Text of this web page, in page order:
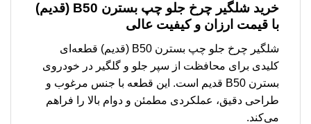
خرید شلگیر چرخ جلو چپ بسترن B50 (قدیم)
با قیمت ارزان و کیفیت عالی
شلگیر چرخ جلو چپ بسترن B50 (قدیم) قطعه‌ای
کلیدی برای محافظت از سپر جلو و گلگیر در خودروی
بسترن B50 قدیم است. این قطعه با جنس مرغوب و
طراحی دقیق، عملکردی مطمئن و دوام بالا را فراهم
می‌کند.